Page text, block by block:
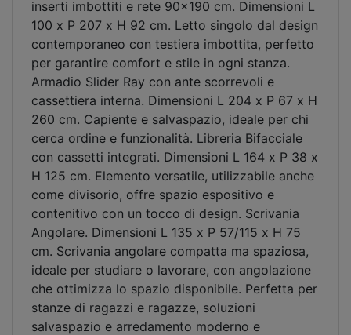
inserti imbottiti e rete 90x190 cm. Dimensioni L
100 x P 207 x H 92 cm. Letto singolo dal design
contemporaneo con testiera imbottita, perfetto
per garantire comfort e stile in ogni stanza.
Armadio Slider Ray con ante scorrevoli e
cassettiera interna. Dimensioni L 204 x P 67 x H
260 cm. Capiente e salvaspazio, ideale per chi
cerca ordine e funzionalità. Libreria Bifacciale
con cassetti integrati. Dimensioni L 164 x P 38 x
H 125 cm. Elemento versatile, utilizzabile anche
come divisorio, offre spazio espositivo e
contenitivo con un tocco di design. Scrivania
Angolare. Dimensioni L 135 x P 57/115 x H 75
cm. Scrivania angolare compatta ma spaziosa,
ideale per studiare o lavorare, con angolazione
che ottimizza lo spazio disponibile. Perfetta per
stanze di ragazzi e ragazze, soluzioni
salvaspazio e arredamento moderno e